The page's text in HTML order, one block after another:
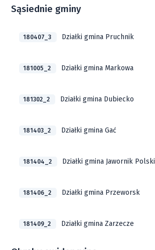
Sąsiednie gminy
180407_3 Działki gmina Pruchnik
181005_2 Działki gmina Markowa
181302_2 Działki gmina Dubiecko
181403_2 Działki gmina Gać
181404_2 Działki gmina Jawornik Polski
181406_2 Działki gmina Przeworsk
181409_2 Działki gmina Zarzecze